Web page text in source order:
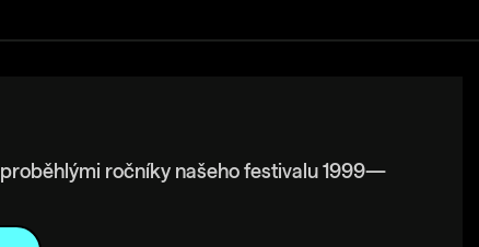
ročníky našeho festivalu 1999—